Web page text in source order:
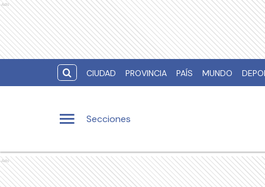
Ads
CIUDAD PROVINCIA PAÍS MUNDO
Secciones
Ads